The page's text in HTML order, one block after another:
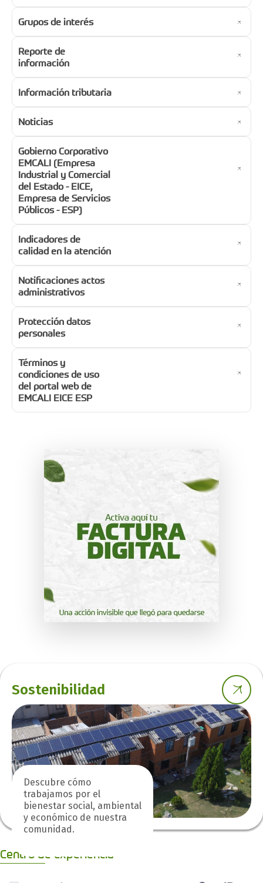
Grupos de interés
Reporte de
información
Información tributaria
Noticias
Gobierno Corporativo
EMCALI (Empresa
Industrial y Comercial
del Estado - EICE,
Empresa de Servicios
Públicos - ESP)
Indicadores de
calidad en la atención
Notificaciones actos
administrativos
Protección datos
personales
Términos y
condiciones de uso
del portal web de
EMCALI EICE ESP
Sostenibilidad
Descubre cómo
trabajamos por el
bienestar social, ambiental
y económico de nuestra
comunidad.
Centro de experiencia